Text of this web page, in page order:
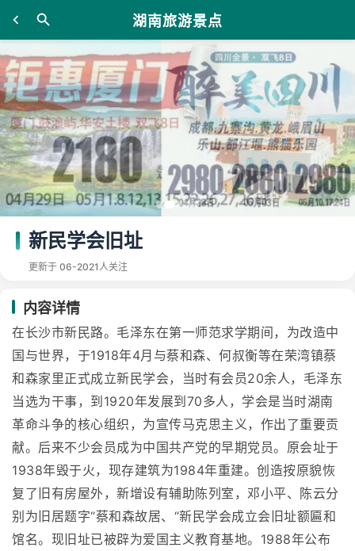
湖南旅游景点
新民学会旧址
更新于 06-2021人关注
内容详情
在长沙市新民路。毛泽东在第一师范求学期间，为改造中
国与世界，于1918年4月与蔡和森、何叔衡等在荣湾镇蔡
和森家里正式成立新民学会，当时有会员20余人，毛泽东
当选为干事，到1920年发展到70多人，学会是当时湖南
革命斗争的核心组织，为宣传马克思主义，作出了重要贡
献。后来不少会员成为中国共产党的早期党员。原会址于
1938年毁于火，现存建筑为1984年重建。创造按原貌恢
复了旧有房屋外，新增设有辅助陈列室，邓小平、陈云分
别为旧居题字“蔡和森故居、“新民学会成立会旧址额匾和
馆名。现旧址已被辟为爱国主义教育基地。1988年公布